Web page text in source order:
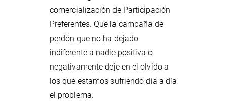
comercialización de Participación
Preferentes. Que la campaña de
perdón que no ha dejado
indiferente a nadie positiva o
negativamente deje en el olvido a
los que estamos sufriendo día a día
el problema.